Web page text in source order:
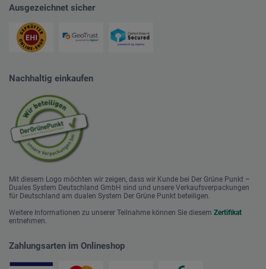
Ausgezeichnet sicher
Nachhaltig einkaufen
Mit diesem Logo möchten wir zeigen, dass wir Kunde bei Der Grüne Punkt –
Duales System Deutschland GmbH sind und unsere Verkaufsverpackungen
für Deutschland am dualen System Der Grüne Punkt beteiligen.
Weitere Informationen zu unserer Teilnahme können Sie diesem Zertifikat
entnehmen.
Zahlungsarten im Onlineshop